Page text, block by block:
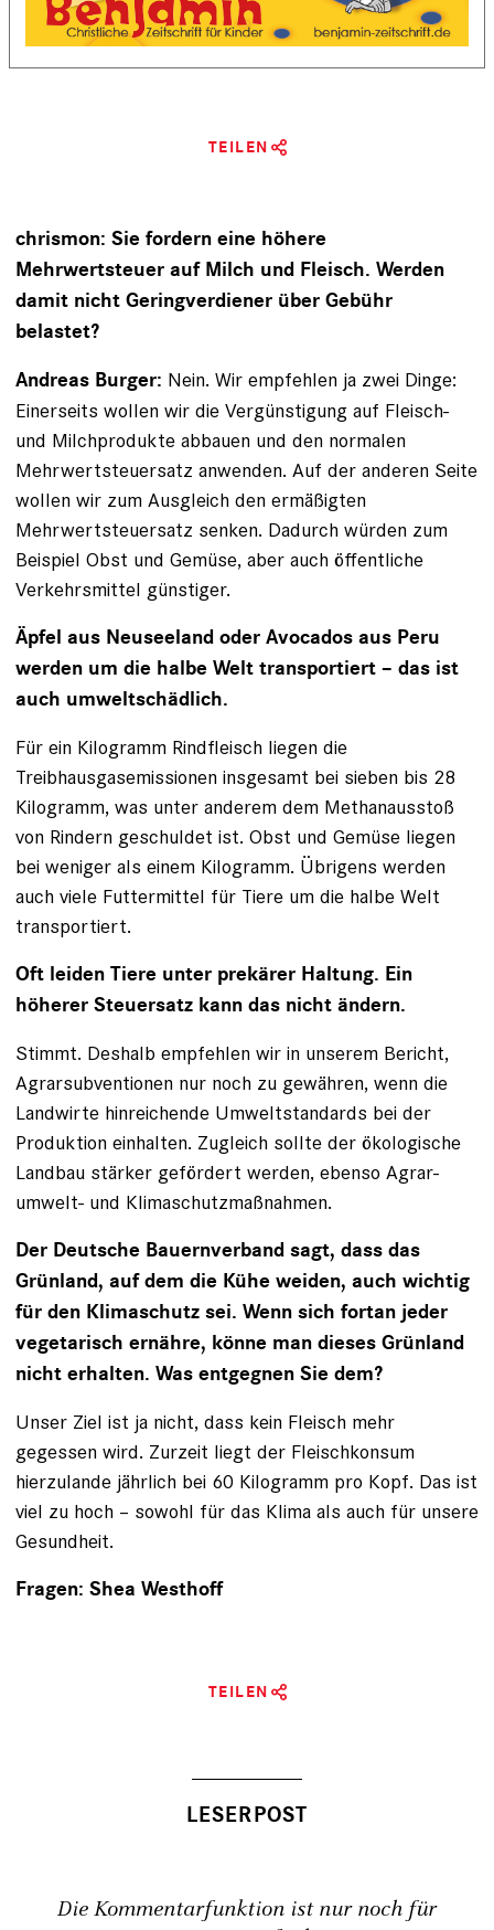
TEILEN
chrismon: Sie fordern eine höhere
Mehrwertsteuer auf Milch und Fleisch. Werden
damit nicht Geringverdiener über Gebühr
belastet?
Andreas Burger: Nein. Wir empfehlen ja zwei Dinge:
Einerseits wollen wir die Vergünstigung auf Fleisch-
und Milchprodukte abbauen und den normalen
Mehrwertsteuersatz anwenden. Auf der anderen Seite
wollen wir zum Ausgleich den ermäßigten
Mehrwertsteuersatz senken. Dadurch würden zum
Beispiel Obst und Gemüse, aber auch öffentliche
Verkehrsmittel günstiger.
Äpfel aus Neuseeland oder Avocados aus Peru
werden um die halbe Welt transportiert – das ist
auch umweltschädlich.
Für ein Kilogramm Rindfleisch liegen die
Treibhausgasemissionen insgesamt bei sieben bis 28
Kilogramm, was unter anderem dem Methanausstoß
von Rindern geschuldet ist. Obst und Gemüse liegen
bei weniger als einem Kilogramm. Übrigens werden
auch viele Futtermittel für Tiere um die halbe Welt
transportiert.
Oft leiden Tiere unter prekärer Haltung. Ein
höherer Steuersatz kann das nicht ändern.
Stimmt. Deshalb empfehlen wir in unserem Bericht,
Agrarsubventionen nur noch zu gewähren, wenn die
Landwirte hinreichende Umweltstandards bei der
Produktion einhalten. Zugleich sollte der ökologische
Landbau stärker gefördert werden, ebenso Agrar­
umwelt- und Klimaschutzmaßnahmen.
Der Deutsche Bauernverband sagt, dass das
Grünland, auf dem die Kühe weiden, auch wichtig
für den Klimaschutz sei. Wenn sich fortan jeder
vegetarisch ernähre, könne man dieses Grünland
nicht erhalten. Was entgegnen Sie dem?
Unser Ziel ist ja nicht, dass kein Fleisch mehr
gegessen wird. ­Zurzeit liegt der Fleischkonsum
hierzulande jährlich bei 60 Kilogramm pro Kopf. Das ist
viel zu hoch – sowohl für das Klima als auch für unsere
Gesundheit.
Fragen: Shea Westhoff
TEILEN
Die Kommentarfunktion ist nur noch für